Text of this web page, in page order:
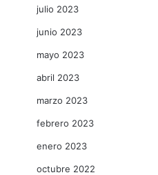
julio 2023
junio 2023
mayo 2023
abril 2023
marzo 2023
febrero 2023
enero 2023
octubre 2022